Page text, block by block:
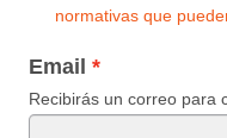
normativas que
Email
Recibirás un correo para